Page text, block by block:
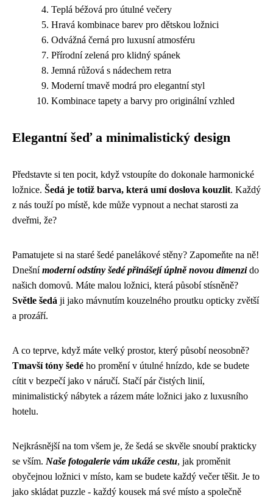
Teplá béžová pro útulné večery
Hravá kombinace barev pro dětskou ložnici
Odvážná černá pro luxusní atmosféru
Přírodní zelená pro klidný spánek
Jemná růžová s nádechem retra
Moderní tmavě modrá pro elegantní styl
Kombinace tapety a barvy pro originální vzhled
Elegantní šeď a minimalistický design
Představte si ten pocit, když vstoupíte do dokonale harmonické
ložnice. Šedá je totiž barva, která umí doslova kouzlit. Každý
z nás touží po místě, kde může vypnout a nechat starosti za
dveřmi, že?
Pamatujete si na staré šedé panelákové stěny? Zapomeňte na ně!
Dnešnímoderní odstíny šedé přinášejí úplně novou dimenzido
našich domovů. Máte malou ložnici, která působí stísněně?
Světle šedá ji jako mávnutím kouzelného proutku opticky zvětší
a prozáří.
A co teprve, když máte velký prostor, který působí neosobně?
Tmavší tóny šedé ho promění v útulné hnízdo, kde se budete
cítit v bezpečí jako v náručí. Stačí pár čistých linií,
minimalistický nábytek a rázem máte ložnici jako z luxusního
hotelu.
Nejkrásnější na tom všem je, že šedá se skvěle snoubí prakticky
se vším. Naše fotogalerie vám ukáže cestu, jak proměnit
obyčejnou ložnici v místo, kam se budete každý večer těšit. Je to
jako skládat puzzle - každý kousek má své místo a společně